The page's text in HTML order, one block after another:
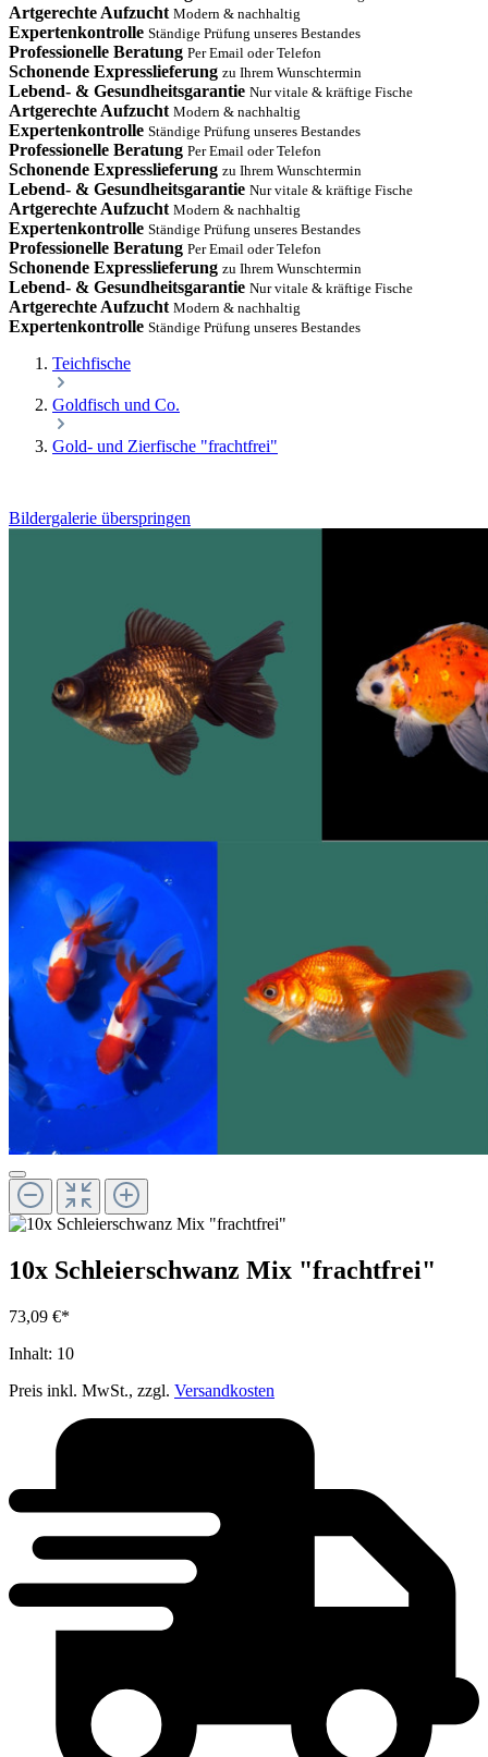
Artgerechte Aufzucht Modern & nachhaltig
Expertenkontrolle Ständige Prüfung unseres Bestandes
Professionelle Beratung Per Email oder Telefon
Schonende Expresslieferung zu Ihrem Wunschtermin
Lebend- & Gesundheitsgarantie Nur vitale & kräftige Fische
Artgerechte Aufzucht Modern & nachhaltig
Expertenkontrolle Ständige Prüfung unseres Bestandes
Professionelle Beratung Per Email oder Telefon
Schonende Expresslieferung zu Ihrem Wunschtermin
Lebend- & Gesundheitsgarantie Nur vitale & kräftige Fische
Artgerechte Aufzucht Modern & nachhaltig
Expertenkontrolle Ständige Prüfung unseres Bestandes
Professionelle Beratung Per Email oder Telefon
Schonende Expresslieferung zu Ihrem Wunschtermin
Lebend- & Gesundheitsgarantie Nur vitale & kräftige Fische
Artgerechte Aufzucht Modern & nachhaltig
Expertenkontrolle Ständige Prüfung unseres Bestandes
Teichfische
Goldfisch und Co.
Gold- und Zierfische "frachtfrei"
Bildergalerie überspringen
10x Schleierschwanz Mix "frachtfrei"
73,09 €*
Inhalt: 10
Preis inkl. MwSt., zzgl. Versandkosten